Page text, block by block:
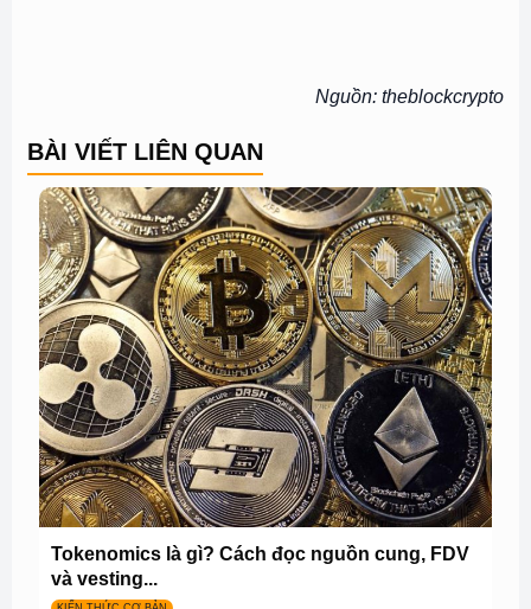
Nguồn: theblockcrypto
BÀI VIẾT LIÊN QUAN
Tokenomics là gì? Cách đọc nguồn cung, FDV
và vesting...